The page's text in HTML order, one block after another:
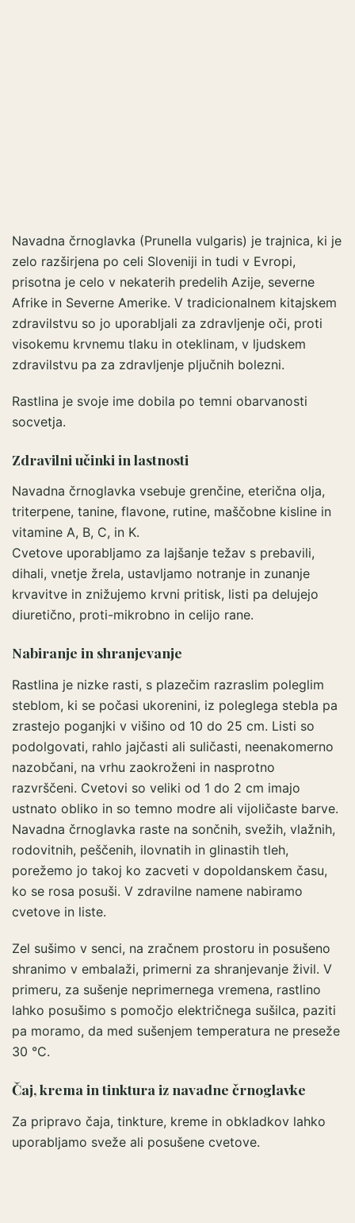
Navadna črnoglavka (Prunella vulgaris) je trajnica, ki je
zelo razširjena po celi Sloveniji in tudi v Evropi,
prisotna je celo v nekaterih predelih Azije, severne
Afrike in Severne Amerike. V tradicionalnem kitajskem
zdravilstvu so jo uporabljali za zdravljenje oči, proti
visokemu krvnemu tlaku in oteklinam, v ljudskem
zdravilstvu pa za zdravljenje pljučnih bolezni.
Rastlina je svoje ime dobila po temni obarvanosti
socvetja.
Zdravilni učinki in lastnosti
Navadna črnoglavka vsebuje grenčine, eterična olja,
triterpene, tanine, flavone, rutine, maščobne kisline in
vitamine A, B, C, in K.
Cvetove uporabljamo za lajšanje težav s prebavili,
dihali, vnetje žrela, ustavljamo notranje in zunanje
krvavitve in znižujemo krvni pritisk, listi pa delujejo
diuretično, proti-mikrobno in celijo rane.
Nabiranje in shranjevanje
Rastlina je nizke rasti, s plazečim razraslim poleglim
steblom, ki se počasi ukorenini, iz poleglega stebla pa
zrastejo poganjki v višino od 10 do 25 cm. Listi so
podolgovati, rahlo jajčasti ali suličasti, neenakomerno
nazobčani, na vrhu zaokroženi in nasprotno
razvrščeni. Cvetovi so veliki od 1 do 2 cm imajo
ustnato obliko in so temno modre ali vijoličaste barve.
Navadna črnoglavka raste na sončnih, svežih, vlažnih,
rodovitnih, peščenih, ilovnatih in glinastih tleh,
porežemo jo takoj ko zacveti v dopoldanskem času,
ko se rosa posuši. V zdravilne namene nabiramo
cvetove in liste.
Zel sušimo v senci, na zračnem prostoru in posušeno
shranimo v embalaži, primerni za shranjevanje živil. V
primeru, za sušenje neprimernega vremena, rastlino
lahko posušimo s pomočjo električnega sušilca, paziti
pa moramo, da med sušenjem temperatura ne preseže
30 °C.
Čaj, krema in tinktura iz navadne črnoglavke
Za pripravo čaja, tinkture, kreme in obkladkov lahko
uporabljamo sveže ali posušene cvetove.